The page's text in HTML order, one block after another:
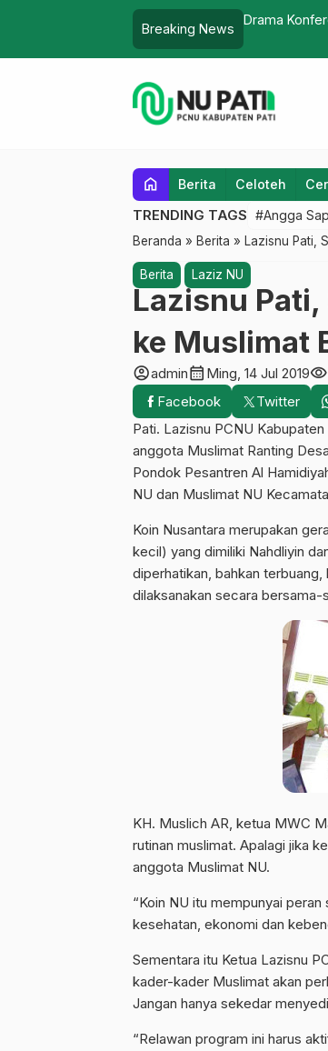
Breaking News
Drama
home Berita Celoteh
TRENDING TAGS #Angga
Beranda » Berita » Lazisnu Pati,
Berita Laziz NU
Lazisnu Pati,
ke Muslimat
account_circleadmincalendar_month Ming, 14 Jul 2019visibility
Facebook
Twitter
Pati. Lazisnu PCNU
anggota Muslimat Ranting
Pondok Pesantren Al
NU dan Muslimat NU
Koin Nusantara merupakan
kecil) yang dimiliki Nahdliyin
diperhatikan, bahkan
dilaksanakan secara bersama-
KH. Muslich AR, ketua MWC
rutinan muslimat. Apalagi jika
anggota Muslimat NU.
“Koin NU itu mempunyai
kesehatan, ekonomi dan
Sementara itu Ketua Lazisnu
kader-kader Muslimat akan
Jangan hanya sekedar
“Relawan program ini harus